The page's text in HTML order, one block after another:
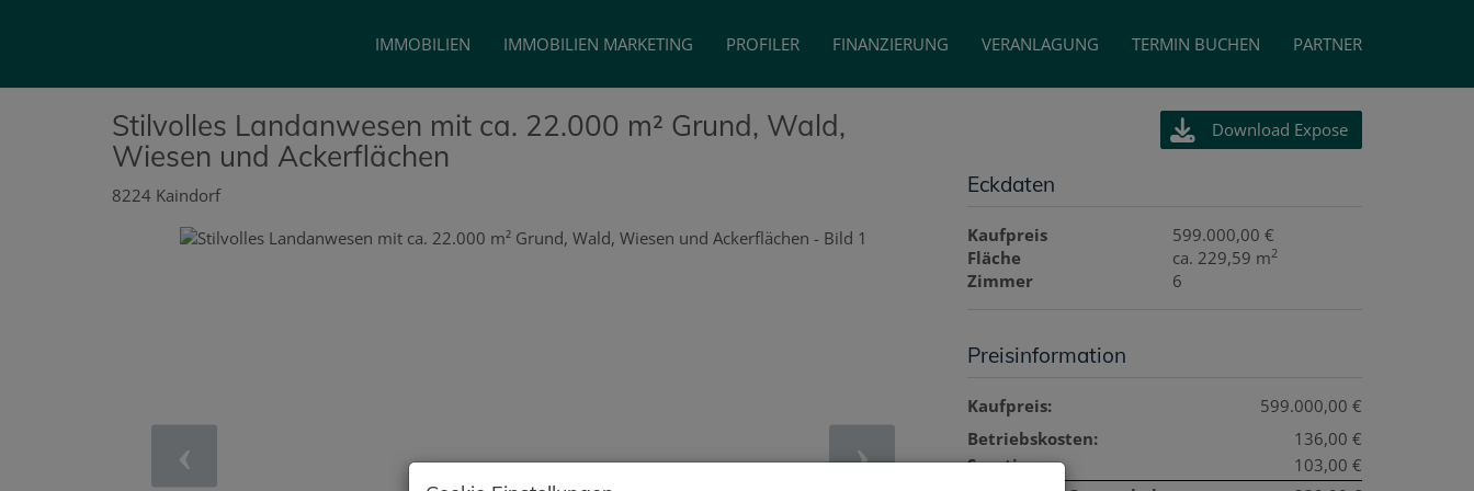
IMMOBILIEN IMMOBILIEN MARKETING PROFILER FINANZIERUNG VERANLAGUNG TERMIN BUCHEN PARTNER
Stilvolles Landanwesen mit ca. 22.000 m² Grund, Wald,
Wiesen und Ackerflächen
8224 Kaindorf
Download Expose
Eckdaten
Kaufpreis
599.000,00 €
Fläche
ca. 229,59 m2
Zimmer 6
Preisinformation
Kaufpreis:
599.000,00 €
Betriebskosten:
136,00 €
Sonstiges:
103,00 €